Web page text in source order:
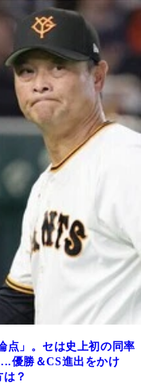
」。セは史上初の同率
優勝＆CS進出をかけ
？